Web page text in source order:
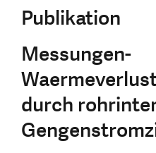
Publikation
Messungen-
durch